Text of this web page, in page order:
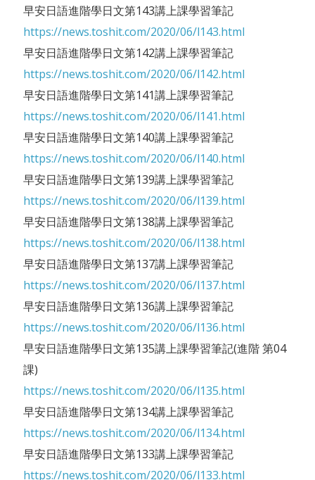
早安日語進階學日文第143講上課學習筆記
https://news.toshit.com/2020/06/l143.html
早安日語進階學日文第142講上課學習筆記
https://news.toshit.com/2020/06/l142.html
早安日語進階學日文第141講上課學習筆記
https://news.toshit.com/2020/06/l141.html
早安日語進階學日文第140講上課學習筆記
https://news.toshit.com/2020/06/l140.html
早安日語進階學日文第139講上課學習筆記
https://news.toshit.com/2020/06/l139.html
早安日語進階學日文第138講上課學習筆記
https://news.toshit.com/2020/06/l138.html
早安日語進階學日文第137講上課學習筆記
https://news.toshit.com/2020/06/l137.html
早安日語進階學日文第136講上課學習筆記
https://news.toshit.com/2020/06/l136.html
早安日語進階學日文第135講上課學習筆記(進階 第04
課)
https://news.toshit.com/2020/06/l135.html
早安日語進階學日文第134講上課學習筆記
https://news.toshit.com/2020/06/l134.html
早安日語進階學日文第133講上課學習筆記
https://news.toshit.com/2020/06/l133.html